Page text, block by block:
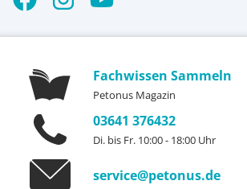
Fachwissen Sammeln
Petonus Magazin
03641 376432
Di. bis Fr. 10:00 - 18:00 Uhr
service@petonus.de